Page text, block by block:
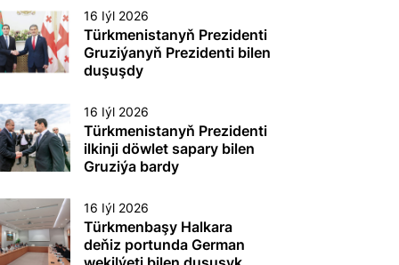
mejlisi geçirildi
16 Iýl 2026
Türkmenistanyň Prezidenti
Gruziýanyň Prezidenti bilen
duşuşdy
16 Iýl 2026
Türkmenistanyň Prezidenti
ilkinji döwlet sapary bilen
Gruziýa bardy
16 Iýl 2026
Türkmenbaşy Halkara
deňiz portunda German